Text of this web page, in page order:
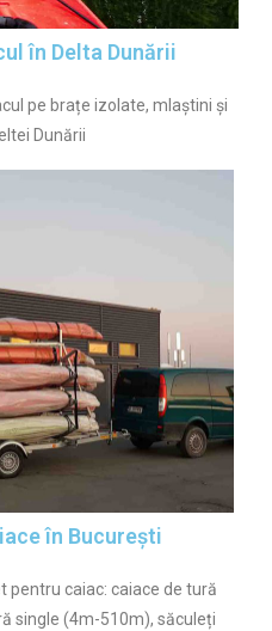
în Delta Dunării
pe brațe izolate, mlaștini și
Dunării
în București
caiac: caiace de tură
single (4m-510m), săculeți